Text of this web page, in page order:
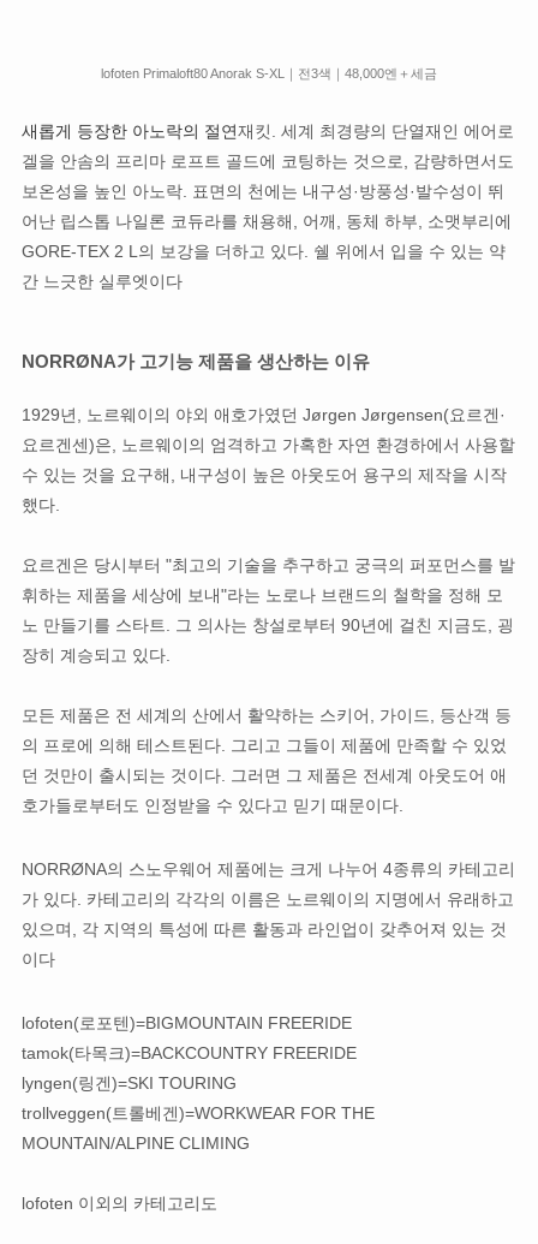
lofoten Primaloft80 Anorak S-XL｜전3색｜48,000엔＋세금
새롭게 등장한 아노락의 절연재킷. 세계 최경량의 단열재인 에어로
겔을 안솜의 프리마 로프트 골드에 코팅하는 것으로, 감량하면서도
보온성을 높인 아노락. 표면의 천에는 내구성·방풍성·발수성이 뛰
어난 립스톱 나일론 코듀라를 채용해, 어깨, 동체 하부, 소맷부리에
GORE-TEX 2 L의 보강을 더하고 있다. 쉘 위에서 입을 수 있는 약
간 느긋한 실루엣이다
NORRØNA가 고기능 제품을 생산하는 이유
1929년, 노르웨이의 야외 애호가였던 Jørgen Jørgensen(요르겐·
요르겐센)은, 노르웨이의 엄격하고 가혹한 자연 환경하에서 사용할
수 있는 것을 요구해, 내구성이 높은 아웃도어 용구의 제작을 시작
했다.
요르겐은 당시부터 "최고의 기술을 추구하고 궁극의 퍼포먼스를 발
휘하는 제품을 세상에 보내"라는 노로나 브랜드의 철학을 정해 모
노 만들기를 스타트. 그 의사는 창설로부터 90년에 걸친 지금도, 굉
장히 계승되고 있다.
모든 제품은 전 세계의 산에서 활약하는 스키어, 가이드, 등산객 등
의 프로에 의해 테스트된다. 그리고 그들이 제품에 만족할 수 있었
던 것만이 출시되는 것이다. 그러면 그 제품은 전세계 아웃도어 애
호가들로부터도 인정받을 수 있다고 믿기 때문이다.
NORRØNA의 스노우웨어 제품에는 크게 나누어 4종류의 카테고리
가 있다. 카테고리의 각각의 이름은 노르웨이의 지명에서 유래하고
있으며, 각 지역의 특성에 따른 활동과 라인업이 갖추어져 있는 것
이다
lofoten(로포텐)=BIGMOUNTAIN FREERIDE
tamok(타목크)=BACKCOUNTRY FREERIDE
lyngen(링겐)=SKI TOURING
trollveggen(트롤베겐)=WORKWEAR FOR THE
MOUNTAIN/ALPINE CLIMING
lofoten 이외의 카테고리도